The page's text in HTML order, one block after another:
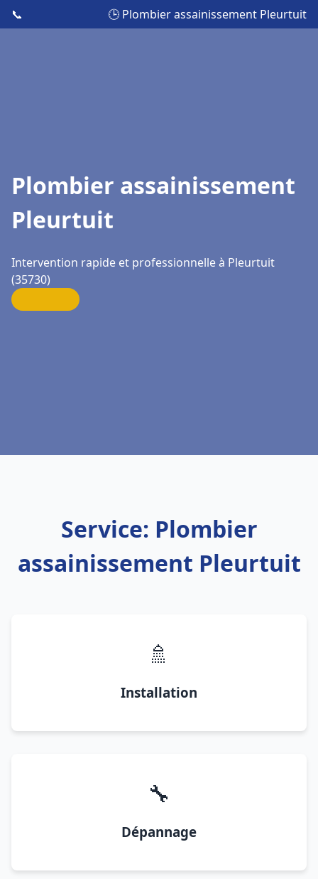
📞 🕒 Plombier assainissement Pleurtuit
Plombier assainissement
Pleurtuit
Intervention rapide et professionnelle à Pleurtuit
(35730)
Service: Plombier
assainissement Pleurtuit
🚿
Installation
🔧
Dépannage